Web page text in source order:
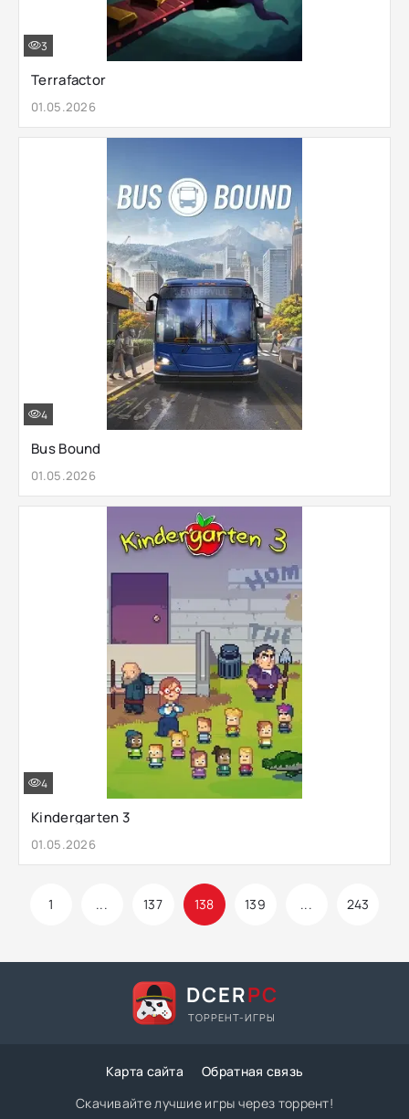
Terrafactor
01.05.2026
3
Bus Bound
01.05.2026
4
Kindergarten 3
01.05.2026
4
1 ... 137 138 139 ... 243
DCERPC
ТОРРЕНТ-ИГРЫ
Карта сайта
Обратная связь
Скачивайте лучшие игры через торрент!